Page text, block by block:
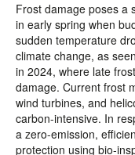
Frost damage poses a
in early spring when
sudden temperature
climate change, as
in 2024, where late
damage. Current frost
wind turbines, and
carbon-intensive. In
a zero-emission,
protection using bio-